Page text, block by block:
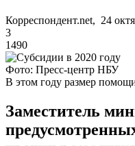
Корреспондент.net, 24
3
1490
Фото: Пресс-центр НБУ
В этом году размер
Заместитель